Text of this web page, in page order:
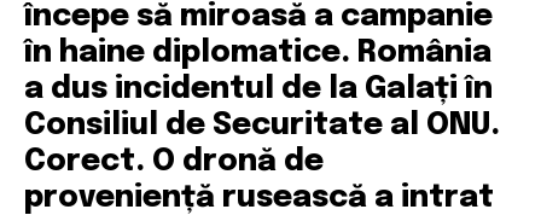
începe să miroasă a campanie
în haine diplomatice. România
a dus incidentul de la Galați în
Consiliul de Securitate al ONU.
Corect. O dronă de
proveniență rusească a intrat